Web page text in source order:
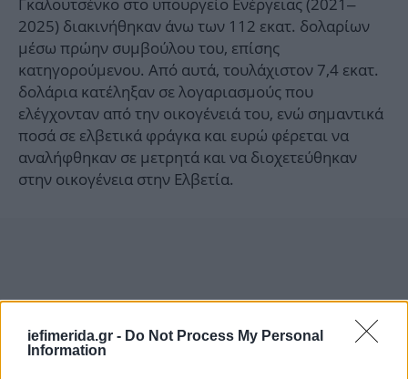
iefimerida.gr - Do Not Process My Personal
Information
Γκαλουτσένκο στο υπουργείο Ενέργειας (2021–
2025) διακινήθηκαν άνω των 112 εκατ. δολαρίων
μέσω πρώην συμβούλου του, επίσης
κατηγορούμενου. Από αυτά, τουλάχιστον 7,4 εκατ.
δολάρια κατέληξαν σε λογαριασμούς που
ελέγχονταν από την οικογένειά του, ενώ σημαντικά
ποσά σε ελβετικά φράγκα και ευρώ φέρεται να
αναλήφθηκαν σε μετρητά και να διοχετεύθηκαν
στην οικογένεια στην Ελβετία.